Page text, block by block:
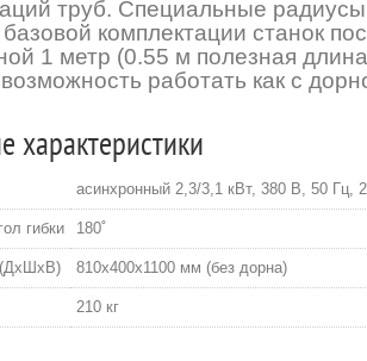
труб. Специальные
комплектации станок
1 метр (0.55 м полезная
работать как с
характеристики
асинхронный 2,3/3,1 кВт, 380 В, 50 Гц,
гибки 180˚
(ДхШхВ) 810х400х1100 мм (без дорна)
210 кг